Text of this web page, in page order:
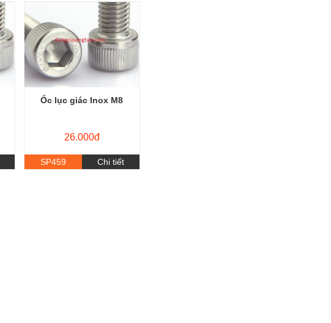
Ốc lục giác Inox M8
26.000đ
SP459 Chi tiết